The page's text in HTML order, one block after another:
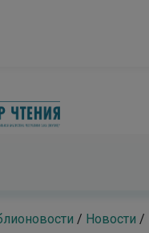
книг — это
/ Новости /